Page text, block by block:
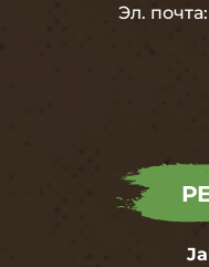
Эл. почта: